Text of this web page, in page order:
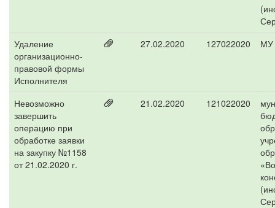
Удаление
организационно-
правовой формы
Исполнителя
27.02.2020 127022020 МУ
Невозможно
завершить
операцию при
обработке заявки
на закупку №1158
от 21.02.2020 г.
21.02.2020 121022020